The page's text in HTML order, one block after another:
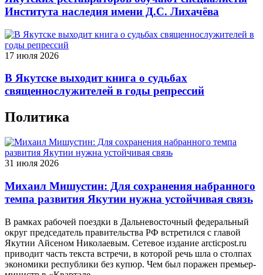
Института наследия имени Д.С. Лихачёва
17 июля 2026
В Якутске выходит книга о судьбах
священнослужителей в годы репрессий
Политика
31 июля 2026
Михаил Мишустин: Для сохранения набранного
темпа развития Якутии нужна устойчивая связь
В рамках рабочей поездки в Дальневосточный федеральный
округ председатель правительства РФ встретился с главой
Якутии Айсеном Николаевым. Сетевое издание arcticpost.ru
приводит часть текста встречи, в которой речь шла о столпах
экономики республики без купюр. Чем был поражен премьер-